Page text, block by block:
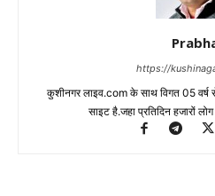
https://
कुशीनगर लाइव.com के साथ विगत 05 वर्ष
साइट है.जहा प्रतिदिन हजारों